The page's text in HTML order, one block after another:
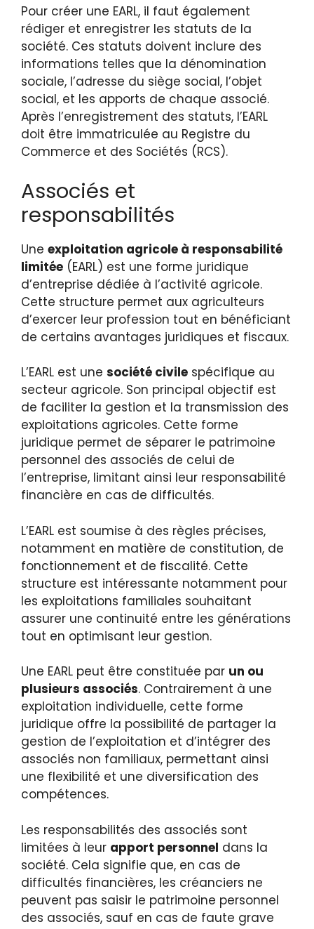
Pour créer une EARL, il faut également
rédiger et enregistrer les statuts de la
société. Ces statuts doivent inclure des
informations telles que la dénomination
sociale, l’adresse du siège social, l’objet
social, et les apports de chaque associé.
Après l’enregistrement des statuts, l’EARL
doit être immatriculée au Registre du
Commerce et des Sociétés (RCS).
Associés et
responsabilités
Une exploitation agricole à responsabilité
limitée (EARL) est une forme juridique
d’entreprise dédiée à l’activité agricole.
Cette structure permet aux agriculteurs
d’exercer leur profession tout en bénéficiant
de certains avantages juridiques et fiscaux.
L’EARL est une société civile spécifique au
secteur agricole. Son principal objectif est
de faciliter la gestion et la transmission des
exploitations agricoles. Cette forme
juridique permet de séparer le patrimoine
personnel des associés de celui de
l’entreprise, limitant ainsi leur responsabilité
financière en cas de difficultés.
L’EARL est soumise à des règles précises,
notamment en matière de constitution, de
fonctionnement et de fiscalité. Cette
structure est intéressante notamment pour
les exploitations familiales souhaitant
assurer une continuité entre les générations
tout en optimisant leur gestion.
Une EARL peut être constituée par un ou
plusieurs associés. Contrairement à une
exploitation individuelle, cette forme
juridique offre la possibilité de partager la
gestion de l’exploitation et d’intégrer des
associés non familiaux, permettant ainsi
une flexibilité et une diversification des
compétences.
Les responsabilités des associés sont
limitées à leur apport personnel dans la
société. Cela signifie que, en cas de
difficultés financières, les créanciers ne
peuvent pas saisir le patrimoine personnel
des associés, sauf en cas de faute grave